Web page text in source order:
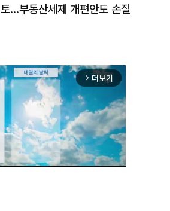
토…부동산세제 개편안도 손질
arrow_forward_ios 더보기